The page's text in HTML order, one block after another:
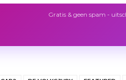
Gratis & geen spam -